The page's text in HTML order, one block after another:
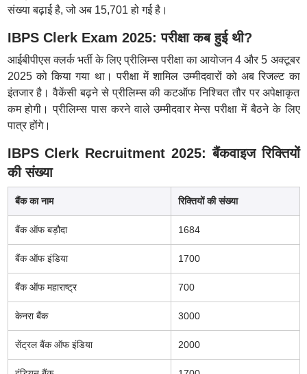
संख्या बढ़ाई है, जो अब 15,701 हो गई है।
IBPS Clerk Exam 2025: परीक्षा कब हुई थी?
आईबीपीएस क्लर्क भर्ती के लिए प्रीलिम्स परीक्षा का आयोजन 4 और 5 अक्टूबर
2025 को किया गया था। परीक्षा में शामिल उम्मीदवारों को अब रिजल्ट का
इंतजार है। वैकेंसी बढ़ने से प्रीलिम्स की कटऑफ निश्चित तौर पर अपेक्षाकृत
कम होगी। प्रीलिम्स पास करने वाले उम्मीदवार मेन्स परीक्षा में बैठने के लिए
पात्र होंगे।
IBPS Clerk Recruitment 2025: बैंकवाइज रिक्तियों
की संख्या
बैंक का नाम रिक्तियों की संख्या
बैंक ऑफ बड़ौदा 1684
बैंक ऑफ इंडिया 1700
बैंक ऑफ महाराष्ट्र 700
केनरा बैंक 3000
सेंट्रल बैंक ऑफ इंडिया 2000